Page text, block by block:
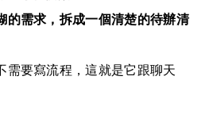
的需求，拆成一個清楚的待辦清
需要寫流程，這就是它跟聊天